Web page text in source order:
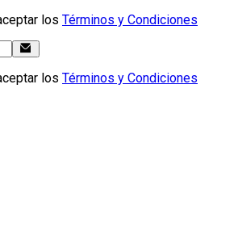
los Términos y Condiciones
los Términos y Condiciones